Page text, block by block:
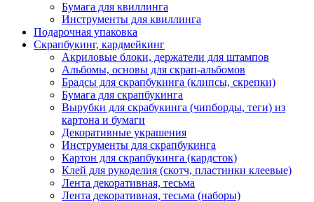
Бумага для квиллинга
Инструменты для квиллинга
Подарочная упаковка
Скрапбукинг, кардмейкинг
Акриловые блоки, держатели для штампов
Альбомы, основы для скрап-альбомов
Брадсы для скрапбукинга (клипсы, скрепки)
Бумага для скрапбукинга
Вырубки для скрабукинга (чипборды, теги) из
картона и бумаги
Декоративные украшения
Инструменты для скрапбукинга
Картон для скрапбукинга (кардсток)
Клей для рукоделия (скотч, пластинки клеевые)
Лента декоративная, тесьма
Лента декоративная, тесьма (наборы)